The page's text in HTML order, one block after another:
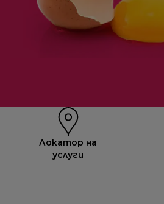
Локатор на
услуги